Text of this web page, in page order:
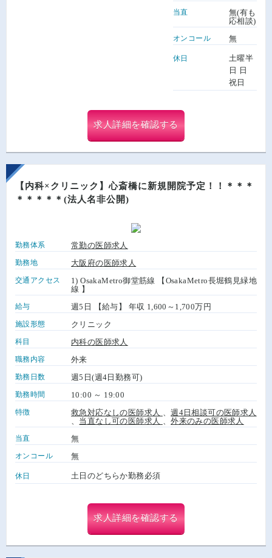
当直
無(有も
応相談)
オンコール 無
休日
土曜半
日 日
祝日
求人詳細を確認する
【内科×クリニック】心斎橋に新規開院予定！！＊＊＊
＊＊＊＊＊(法人名非公開)
勤務体系 常勤の医師求人
勤務地 大阪府の医師求人
交通アクセス
1) OsakaMetro御堂筋線 【OsakaMetro長堀鶴見緑地
線 】
給与 週5日 【給与】 年収 1,600～1,700万円
施設形態 クリニック
科目 内科の医師求人
職務内容 外来
勤務日数 週5日(週4日勤務可)
勤務時間 10:00 ～ 19:00
特徴 救急対応なしの医師求人 、週4日相談可の医師求人
当直なし可の医師求人 、外来のみの医師求人
当直 無
オンコール 無
休日 土日のどちらか勤務必須
求人詳細を確認する